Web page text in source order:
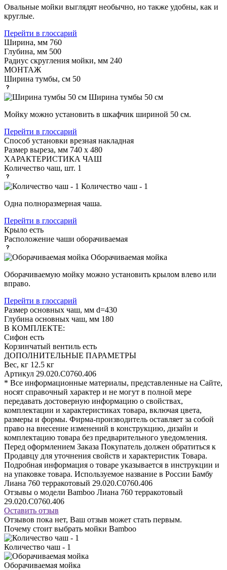
Овальные мойки выглядят необычно, но также удобны, как и
круглые.
Перейти в глоссарий
Ширина, мм 760
Глубина, мм 500
Радиус скругления мойки, мм 240
МОНТАЖ
Ширина тумбы, см 50
Ширина тумбы 50 см
Мойку можно установить в шкафчик шириной 50 см.
Перейти в глоссарий
Способ установки врезная накладная
Размер выреза, мм 740 х 480
ХАРАКТЕРИСТИКА ЧАШ
Количество чаш, шт. 1
Количество чаш - 1
Одна полноразмерная чаша.
Перейти в глоссарий
Крыло есть
Расположение чаши оборачиваемая
Оборачиваемая мойка
Оборачиваемую мойку можно установить крылом влево или
вправо.
Перейти в глоссарий
Размер основных чаш, мм d=430
Глубина основных чаш, мм 180
В КОМПЛЕКТЕ:
Сифон есть
Корзинчатый вентиль есть
ДОПОЛНИТЕЛЬНЫЕ ПАРАМЕТРЫ
Вес, кг 12.5 кг
Артикул 29.020.C0760.406
* Все информационные материалы, представленные на Сайте,
носят справочный характер и не могут в полной мере
передавать достоверную информацию о свойствах,
комплектации и характеристиках товара, включая цвета,
размеры и формы. Фирма-производитель оставляет за собой
право на внесение изменений в конструкцию, дизайн и
комплектацию товара без предварительного уведомления.
Перед оформлением Заказа Покупатель должен обратиться к
Продавцу для уточнения свойств и характеристик Товара.
Подробная информация о товаре указывается в инструкции и
на упаковке товара. Используемое название в России Бамбу
Лиана 760 терракотовый 29.020.C0760.406
Отзывы о модели Bamboo Лиана 760 терракотовый
29.020.C0760.406
Оставить отзыв
Отзывов пока нет, Ваш отзыв может стать первым.
Почему стоит выбрать мойки Bamboo
Количество чаш - 1
Оборачиваемая мойка